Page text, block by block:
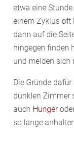
etwa eine
einem Zyklus oft
dann auf die
hingegen finden
und melden sich
Die Gründe
dunklen Zimmer
auch Hunger
so lange